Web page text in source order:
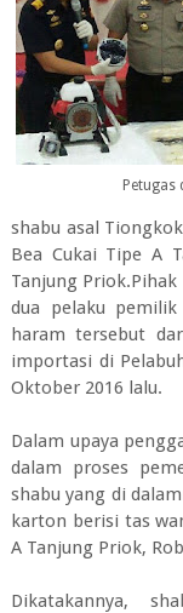
Petugas
shabu asal
Bea Cukai Tipe A
Tanjung
dua pelaku
haram tersebut
importasi di
Oktober 2016 lalu.
Dalam upaya
dalam proses
shabu yang di
karton berisi tas
A Tanjung Priok,
Dikatakannya,